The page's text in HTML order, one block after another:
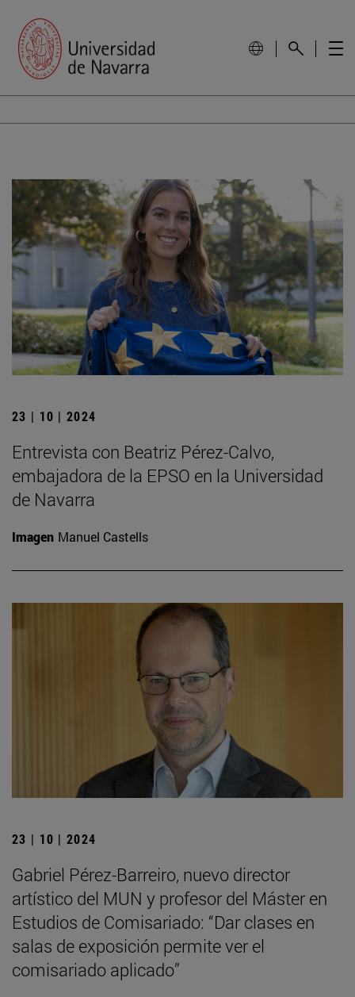
23 | 10 | 2024
Entrevista con Beatriz Pérez-Calvo,
embajadora de la EPSO en la Universidad
de Navarra
Imagen Manuel Castells
23 | 10 | 2024
Gabriel Pérez-Barreiro, nuevo director
artístico del MUN y profesor del Máster en
Estudios de Comisariado: “Dar clases en
salas de exposición permite ver el
comisariado aplicado”